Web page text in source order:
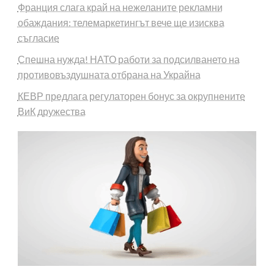
Франция слага край на нежеланите рекламни
обаждания: телемаркетингът вече ще изисква
съгласие
Спешна нужда! НАТО работи за подсилването на
противовъздушната отбрана на Украйна
КЕВР предлага регулаторен бонус за окрупнените
ВиК дружества